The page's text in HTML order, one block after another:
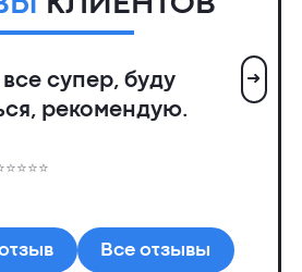
супер, буду
рекомендую.
➜
Все отзывы